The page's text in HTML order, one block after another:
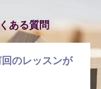
ある質問
のレッスンが